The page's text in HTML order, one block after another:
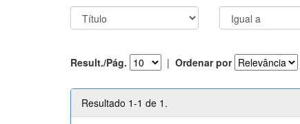
Result./Pág. | Ordenar por
Resultado 1-1 de 1.